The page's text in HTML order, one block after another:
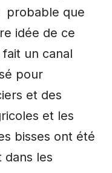
probable que
idée de ce
fait un canal
pour
et des
et les
bisses ont été
dans les